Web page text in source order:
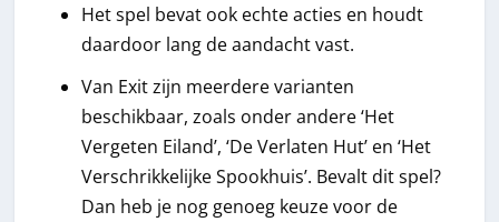
Het spel bevat ook echte acties en houdt
daardoor lang de aandacht vast.
Van Exit zijn meerdere varianten
beschikbaar, zoals onder andere ‘Het
Vergeten Eiland’, ‘De Verlaten Hut’ en ‘Het
Verschrikkelijke Spookhuis’. Bevalt dit spel?
Dan heb je nog genoeg keuze voor de